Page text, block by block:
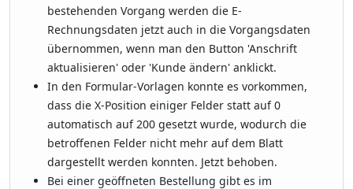
bestehenden Vorgang werden die E-
Rechnungsdaten jetzt auch in die Vorgangsdaten
übernommen, wenn man den Button 'Anschrift
aktualisieren' oder 'Kunde ändern' anklickt.
In den Formular-Vorlagen konnte es vorkommen,
dass die X-Position einiger Felder statt auf 0
automatisch auf 200 gesetzt wurde, wodurch die
betroffenen Felder nicht mehr auf dem Blatt
dargestellt werden konnten. Jetzt behoben.
Bei einer geöffneten Bestellung gibt es im